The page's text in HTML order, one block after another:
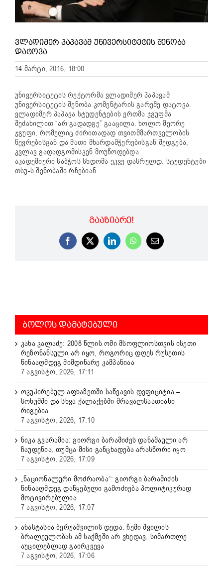
ᲕᲚᲐᲓᲘᲛᲔᲠ ᲞᲐᲞᲐᲕᲐᲛ ᲣᲜᲘᲕᲔᲠᲡᲘᲢᲔᲢᲘᲡ ᲨᲔᲜᲝᲑᲐ
ᲓᲐᲢᲝᲕᲐ
14 მარტი, 2016, 18:00
უნივერსიტეტის რექტორმა ვლადიმერ პაპავამ
უნივერსიტეტის შენობა კომენტარის გარეშე დატოვა.
ვლადიმერ პაპავა სტუდენტების ერთმა ჯგუფმა
შეძახილით “არ გადადგე” გააცილა. ხოლო მეორე
ჯგუფი, რომელიც ძირითადად თვითმმართველობის
წევრებისგან და მათი მხარდამჭერებისგან შედგება,
კვლავ გადადგომისკენ მოუწოდებდა.
აკადემიური საბჭოს სხდომა უკვე დასრულდ. სტუდენტები
თსუ-ს შენობაში რჩებიან.
ᲒᲐᲐᲖᲘᲐᲠᲔ!
Facebook
X LinkedInWhatsApp
Email
ᲑᲝᲚᲝᲡ ᲓᲐᲛᲐᲢᲔᲑᲣᲚᲘ
კახა კალაძე: 2008 წლის ომი მსოფლიოსთვის ისეთი
რეზონანსული არ იყო, როგორიც დღეს რუსეთის
წინააღმდეგ მიმდინარე კამპანიაა
7 აგვისტო, 2026, 17:11
ოკუპირებულ აფხაზეთში საწვავის დეფიციტია –
სოხუმში და სხვა ქალაქებში მრავალსაათიანი
რიგებია
7 აგვისტო, 2026, 17:10
ნიკა გვარამია: გიორგი ბარამიძეს დანაშაული არ
ჩაუდენია, თუმცა მისი განცხადება არასწორი იყო
7 აგვისტო, 2026, 17:09
„ნაციონალური მოძრაობა“: გიორგი ბარამიძის
წინააღმდეგ დაწყებული გამოძიება პოლიტიკურად
მოტივირებულია
7 აგვისტო, 2026, 17:07
ანასტასია ბერუაშვილის დედა: ჩემი შვილის
ბრალეულობას ამ საქმეში არ ვხედავ, სიმართლე
აუცილებლად გაირკვევა
7 აგვისტო, 2026, 17:06